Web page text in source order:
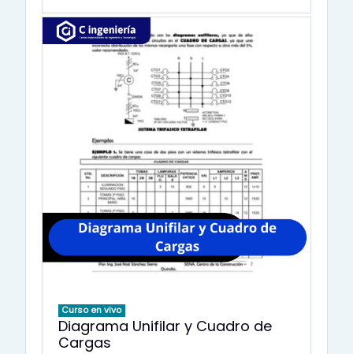
Curso en vivo
Diagrama Unifilar y Cuadro de
Cargas